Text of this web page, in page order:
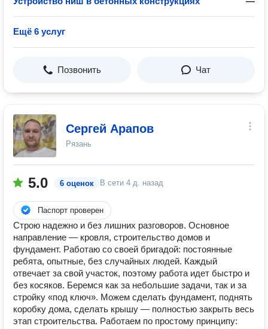
Ещё 6 услуг
Позвонить Чат
Сергей Арапов
Рязань
5.0 6 оценок В сети 4 д. назад
Паспорт проверен
Строю надежно и без лишних разговоров. Основное
направление — кровля, строительство домов и
фундамент. Работаю со своей бригадой: постоянные
ребята, опытные, без случайных людей. Каждый
отвечает за свой участок, поэтому работа идет быстро и
без косяков. Беремся как за небольшие задачи, так и за
стройку «под ключ». Можем сделать фундамент, поднять
коробку дома, сделать крышу — полностью закрыть весь
этап строительства. Работаем по простому принципу: